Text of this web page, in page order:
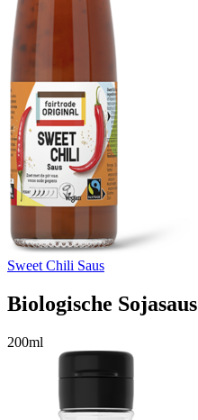
Sweet Chili Saus
Biologische Sojasaus
200ml